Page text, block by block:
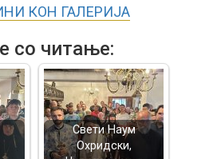
КОН ГАЛЕРИЈА
со читање:
Свети Наум
Охридски,